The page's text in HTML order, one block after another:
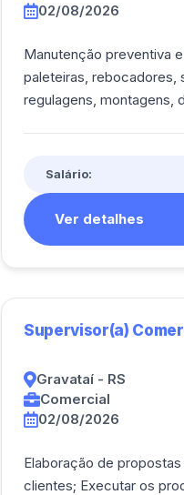
02/08/2026
Manutenção preventiva
paleteiras, rebocadores,
regulagens, montagens,
Salário:
Ver detalhes
Supervisor(a)
Gravataí - RS
Comercial
02/08/2026
Elaboração de
clientes; Executar os